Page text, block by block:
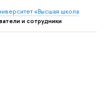
«Высшая школа
и сотрудники